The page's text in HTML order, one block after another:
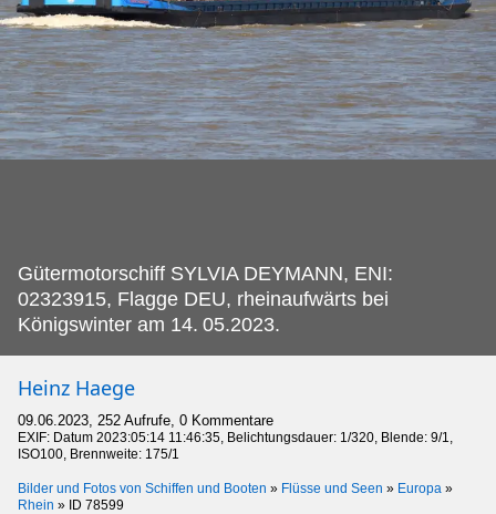
Gütermotorschiff SYLVIA DEYMANN, ENI:
02323915, Flagge DEU, rheinaufwärts bei
Königswinter am 14. 05.2023.
Heinz Haege
09.06.2023, 252 Aufrufe, 0 Kommentare
EXIF: Datum 2023:05:14 11:46:35, Belichtungsdauer: 1/320, Blende: 9/1,
ISO100, Brennweite: 175/1
Bilder und Fotos von Schiffen und Booten » Flüsse und Seen » Europa »
Rhein » ID 78599